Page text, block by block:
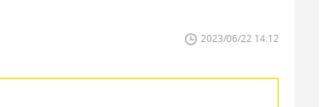
2023/06/22 14:12